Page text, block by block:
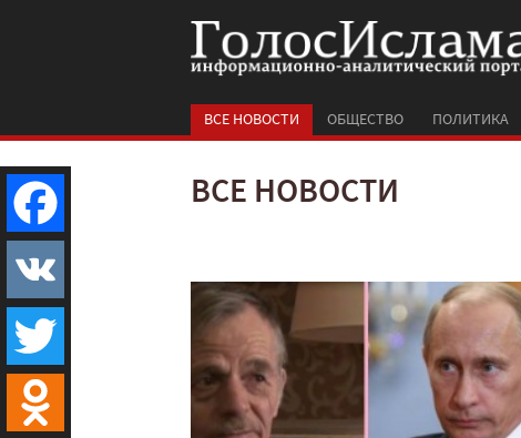
ВСЕ НОВОСТИ ОБЩЕСТВО ПОЛИТИКА
ВСЕ НОВОСТИ
Facebook
VK
Twitter